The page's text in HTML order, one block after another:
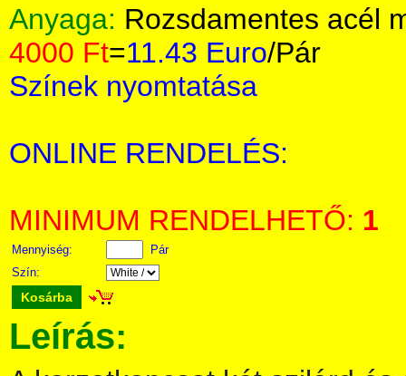
Anyaga: Rozsdamentes acél
4000 Ft=11.43 Euro/Pár
Színek nyomtatása
ONLINE RENDELÉS:
MINIMUM RENDELHETŐ: 1
Mennyiség:
Pár
Szín:
Kosárba
Leírás: